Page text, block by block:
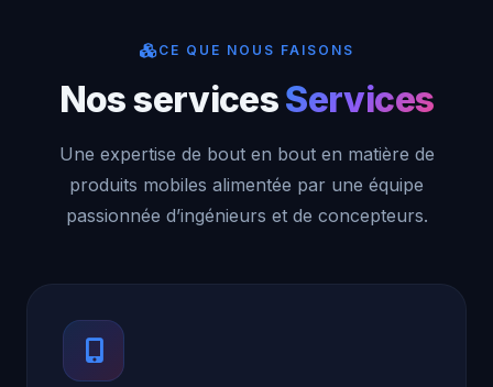
CE QUE NOUS FAISONS
Nos servicesServices
Une expertise de bout en bout en matière de
produits mobiles alimentée par une équipe
passionnée d’ingénieurs et de concepteurs.